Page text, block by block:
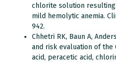
chlorite solution
mild hemolytic anemia.
942.
Chhetri RK, Baun A,
and risk evaluation of the
acid, peracetic acid,